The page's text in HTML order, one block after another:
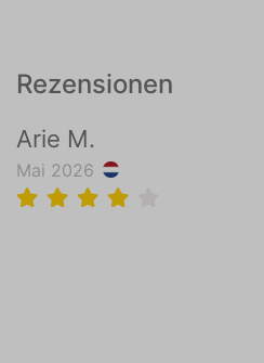
Rezensionen
Arie M.
Mai 2026